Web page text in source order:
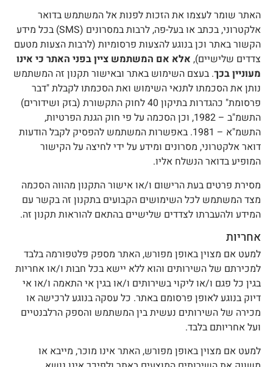
שומר לעצמו את הזכות לפנות אל המשתמש בדואר
אלקטרוני, בכתב או בעל-פה, לרבות במסרונים (SMS) בכל מידע
באתר וכן בנוגע להצעות פרסומיות (לרבות הצעות מטעם
שלישיים),אלא אם המשתמש ציין בפני האתר כי אינו
בכך. בעצם השימוש באתר ובאישור תקנון זה המשתמש
את הסכמתו לתנאי השימוש ואת הסכמתו לקבלת "דבר
פרסומת" כהגדרות בתיקון 40 לחוק התקשורת (בזק ושידורים)
התשמ"ב – 1982, וכן הסכמה על פי חוק הגנת הפרטיות,
התשמ"א – 1981. באפשרות המשתמש להפסיק לקבל הודעות
אלקטרוני, מסרונים ומידע על ידי לחיצה על הקישור
בדואר הנשלח אליו.
פרטים בעת הרישום ו/או אישור התקנון מהווה הסכמה
המשתמש לכל השימושים הקבועים בתקנון זה בקשר עם
ולהעברתו לצדדים שלישיים בהתאם להוראות תקנון זה.
אם מצוין באופן מפורש, האתר מספק פלטפורמה בלבד
של השירותים והוא ללא יישא בכל חבות ו/או אחריות
כל פגם ו/או ליקוי בשירותים ו/או בגין אי התאמה ו/או אי
בנוגע לאופן פרסומם באתר. כל עסקה בנוגע לרכישה או
של השירותים נעשית בין המשתמש והספק הרלבנטיים
אחריותם בלבד.
אם מצוין באופן מפורש, האתר אינו מוכר, מייבא או